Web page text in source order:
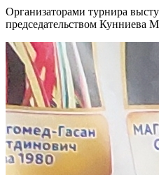
Организаторами турнира
председательством Кунниева